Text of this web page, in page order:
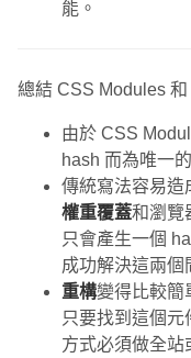
能。
總結 CSS Modules
由於 CSS
hash 而為唯一
傳統寫法容易造
權重覆蓋和瀏覽
只會產生一個
成功解決這兩個
重構變得比較簡
只要找到這個
方式必須做全站